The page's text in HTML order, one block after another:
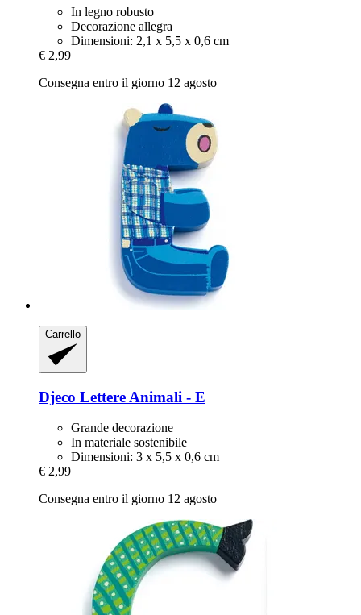
In legno robusto
Decorazione allegra
Dimensioni: 2,1 x 5,5 x 0,6 cm
€ 2,99
Consegna entro il giorno 12 agosto
Carrello
Djeco Lettere Animali -​ E
Grande decorazione
In materiale sostenibile
Dimensioni: 3 x 5,5 x 0,6 cm
€ 2,99
Consegna entro il giorno 12 agosto